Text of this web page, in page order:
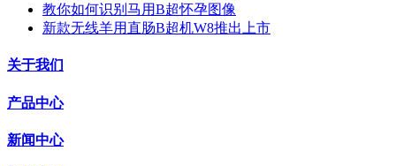
教你如何识别马用B超怀孕图像
新款无线羊用直肠B超机W8推出上市
关于我们
产品中心
新闻中心